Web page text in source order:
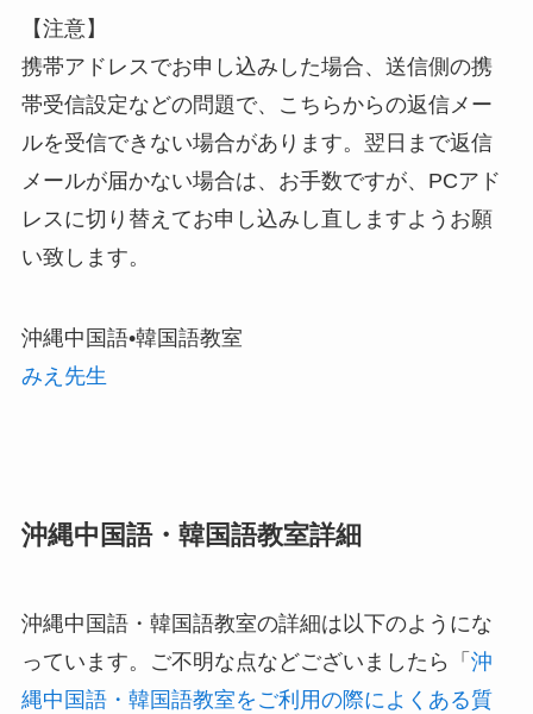
【注意】
携帯アドレスでお申し込みした場合、送信側の携
帯受信設定などの問題で、こちらからの返信メー
ルを受信できない場合があります。翌日まで返信
メールが届かない場合は、お手数ですが、PCアド
レスに切り替えてお申し込みし直しますようお願
い致します。
沖縄中国語•韓国語教室
みえ先生
沖縄中国語・韓国語教室詳細
沖縄中国語・韓国語教室の詳細は以下のようにな
っています。ご不明な点などございましたら「 沖
縄中国語・韓国語教室をご利用の際によくある質